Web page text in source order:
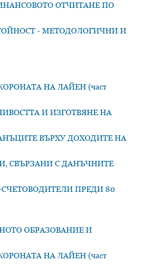
ОТЧИТАНЕ ПО
- МЕТОДОЛОГИЧНИ И
НА ЛАЙЕН (част
И ИЗГОТВЯНЕ НА
ВЪРХУ ДОХОДИТЕ НА
СВЪРЗАНИ С ДАНЪЧНИТЕ
ПРЕДИ 80
ОБРАЗОВАНИЕ И
НА ЛАЙЕН (част